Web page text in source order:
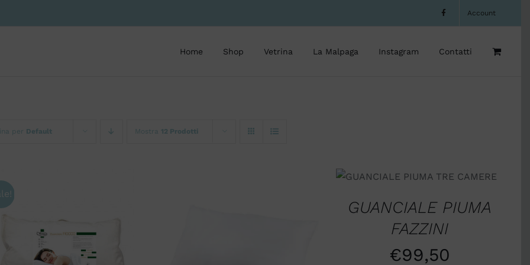
Account
Home Shop Vetrina La Malpaga Instagram Contatti
per Default Mostra 12 Prodotti
AGGIUNGI AL CARRELLO
AGGIUNGI AL CARRELLO
/
GUANCIALE PIUMA
FAZZINI
€99,50